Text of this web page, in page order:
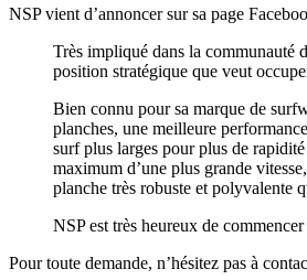
NSP vient d’annoncer sur sa page
Très impliqué dans la communauté
position stratégique que veut
Bien connu pour sa marque de
planches, une meilleure
surf plus larges pour plus de
maximum d’une plus grande
planche très robuste et polyvalente
NSP est très heureux de
Pour toute demande, n’hésitez pas à